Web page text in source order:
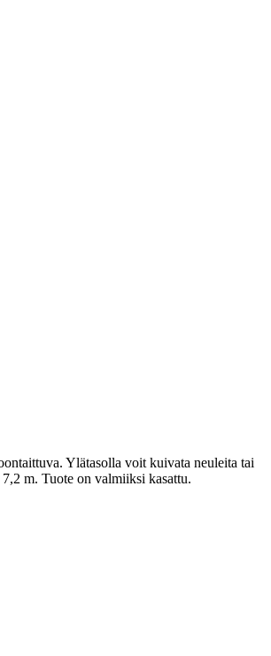
Ylätasolla voit kuivata neuleita tai
m. Tuote on valmiiksi kasattu.